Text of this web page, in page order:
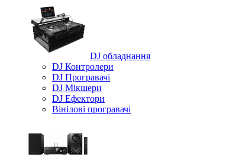
DJ обладнання
DJ Контролери
DJ Програвачі
DJ Мікшери
DJ Ефектори
Вінілові програвачі